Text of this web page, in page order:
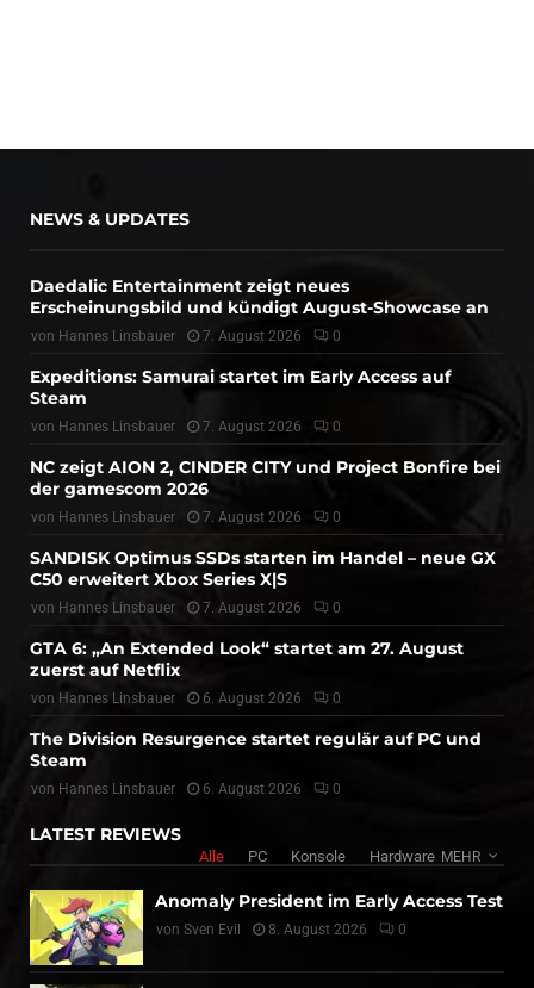
NEWS & UPDATES
Daedalic Entertainment zeigt neues
Erscheinungsbild und kündigt August-Showcase an
von Hannes Linsbauer 7. August 2026 0
Expeditions: Samurai startet im Early Access auf
Steam
von Hannes Linsbauer 7. August 2026 0
NC zeigt AION 2, CINDER CITY und Project Bonfire bei
der gamescom 2026
von Hannes Linsbauer 7. August 2026 0
SANDISK Optimus SSDs starten im Handel – neue GX
C50 erweitert Xbox Series X|S
von Hannes Linsbauer 7. August 2026 0
GTA 6: „An Extended Look“ startet am 27. August
zuerst auf Netflix
von Hannes Linsbauer 6. August 2026 0
The Division Resurgence startet regulär auf PC und
Steam
von Hannes Linsbauer 6. August 2026 0
LATEST REVIEWS
Alle PC Konsole Hardware MEHR
Anomaly President im Early Access Test
von Sven Evil 8. August 2026 0